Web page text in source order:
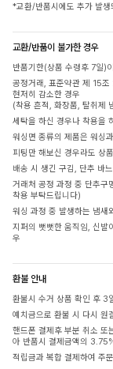
*교환/반품시에도 추가 발생
교환/반품이 불가한 경우
반품기한(상품 수령후 7일)
공정거래, 표준약관 제 15
현저히 감소한 경우
(착용 흔적, 화장품, 탈취제
세탁을 하신 경우나 착용을
워싱면 종류의 제품은 워싱
피팅만 해보신 경우라도 상
배송 시 생긴 구김, 단추 바
거래처 공정 과정 중 단추구
착용 부탁드립니다)
워싱 과정 중 발생하는 냄새
지퍼의 뻣뻣한 움직임, 신발
우
환불 안내
환불시 수거 상품 확인 후 3
예치금으로 환불 시 다시 원
핸드폰 결제후 부분 취소 또
아 반품시 결제금액의
적립금과 복합 결제하여 주